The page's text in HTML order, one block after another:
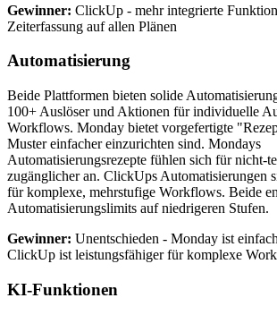
Gewinner: ClickUp - mehr integrierte
Zeiterfassung auf allen Plänen
Automatisierung
Beide Plattformen bieten solide
100+ Auslöser und Aktionen für individuelle
Workflows. Monday bietet vorgefertigte
Muster einfacher einzurichten sind. Mondays
Automatisierungsrezepte fühlen sich für nicht-
zugänglicher an. ClickUps Automatisierungen
für komplexe, mehrstufige Workflows. Beide
Automatisierungslimits auf niedrigeren Stufen.
Gewinner: Unentschieden - Monday ist
ClickUp ist leistungsfähiger für komplexe
KI-Funktionen